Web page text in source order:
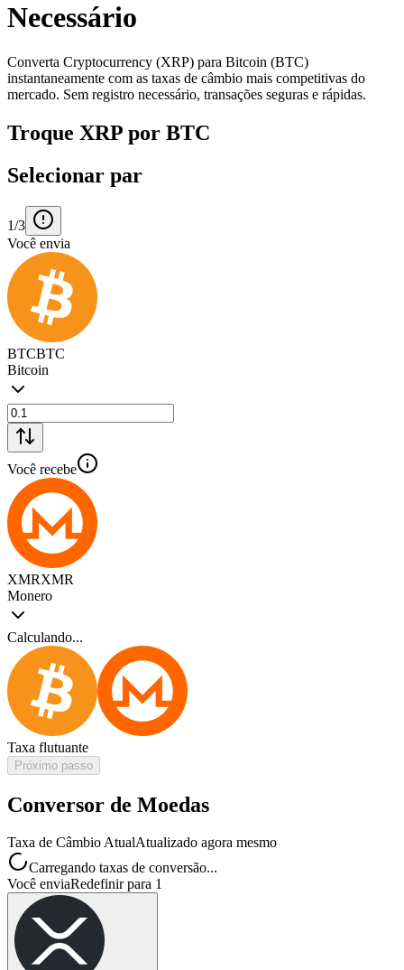
Necessário
Converta Cryptocurrency (XRP) para Bitcoin (BTC)
instantaneamente com as taxas de câmbio mais competitivas do
mercado. Sem registro necessário, transações seguras e rápidas.
Troque XRP por BTC
Selecionar par
1/3
Você envia
BTCBTC
Bitcoin
Você recebe
XMRXMR
Monero
Calculando...
Taxa flutuante
Próximo passo
Conversor de Moedas
Taxa de Câmbio AtualAtualizado agora mesmo
Carregando taxas de conversão...
Você enviaRedefinir para 1